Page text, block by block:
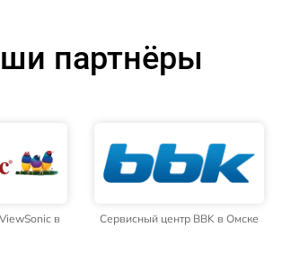
партнёры
в
Сервисный центр BBK в Омске